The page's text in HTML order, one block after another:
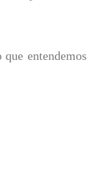
entendemos